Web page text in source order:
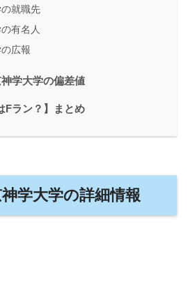
就職先
有名人
広報
学大学の偏差値
Fラン？】まとめ
神学大学の詳細情報